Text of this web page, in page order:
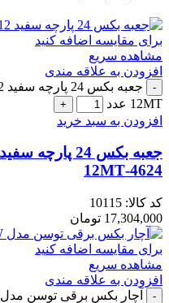
برای مقایسه اضافه کنید
مشاهده سریع
افزودن به علاقه مندی
12MT عدد
افزودن به سبد خرید
4624-12MT
کد کالا: 10115
17,304,000 تومان
برای مقایسه اضافه کنید
مشاهده سریع
افزودن به علاقه مندی
آچار بکس برقی توسن مدل 0535IW عدد